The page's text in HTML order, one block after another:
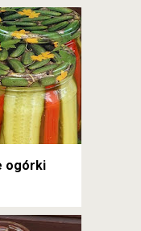
ogórki